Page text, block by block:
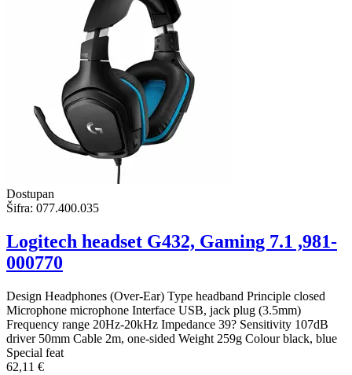
Dostupan
Šifra: 077.400.035
Logitech headset G432, Gaming 7.1 ,981-
000770
Design Headphones (Over-Ear) Type headband Principle closed
Microphone microphone Interface USB, jack plug (3.5mm)
Frequency range 20Hz-20kHz Impedance 39? Sensitivity 107dB
driver 50mm Cable 2m, one-sided Weight 259g Colour black, blue
Special feat
62,11 €